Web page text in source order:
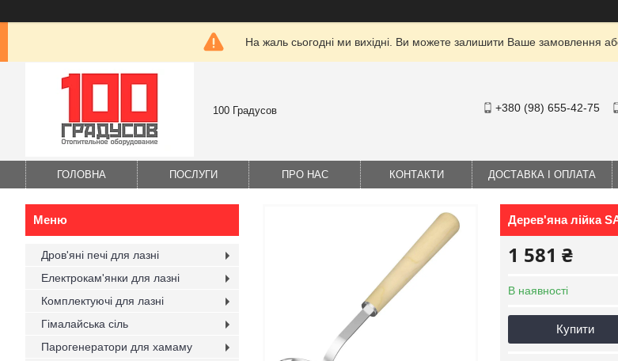
На жаль сьогодні ми вихідні. Ви можете залишити Ваше замовлення
100 Градусов +380 (98) 655-42-75
ГОЛОВНА ПОСЛУГИ ПРО НАС КОНТАКТИ ДОСТАВКА І ОПЛАТА
Дерев'яна лійка
1 581 ₴
В наявності
Купити
Дров'яні печі для лазні
Електрокам'янки для лазні
Комплектуючі для лазні
Гімалайська сіль
Парогенератори для хамаму